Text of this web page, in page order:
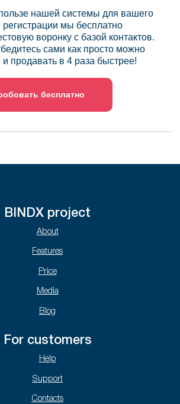
нашей системы для вашего
мы бесплатно
воронку с базой контактов.
сами как просто можно
и продавать в 4 раза быстрее!
бесплатно
BINDX project
About
Features
Price
Media
Blog
For customers
Help
Support
Contacts